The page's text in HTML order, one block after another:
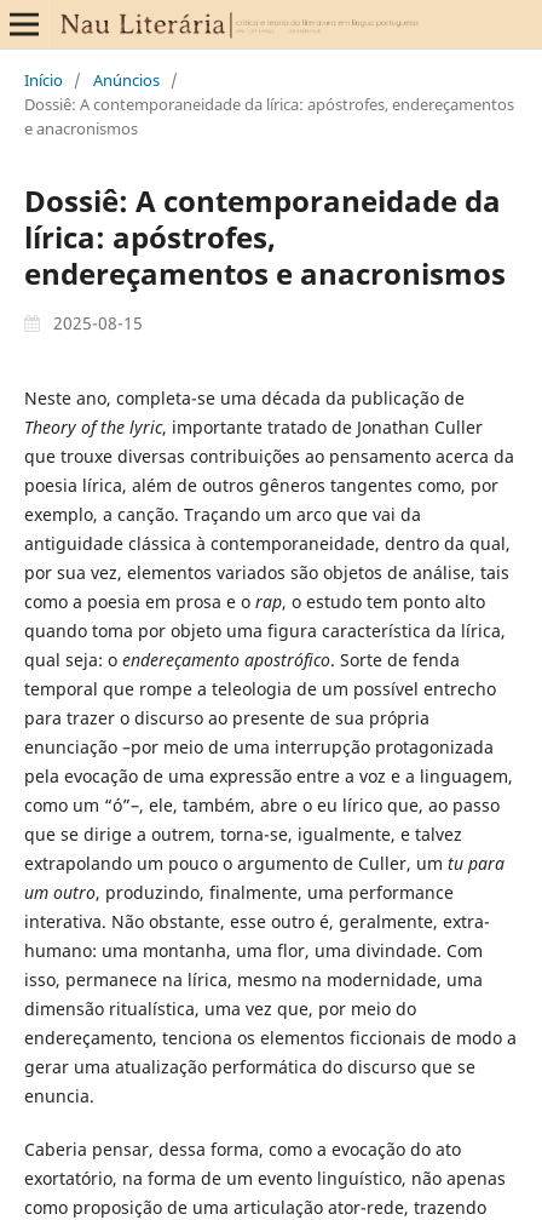
Início / Anúncios /
Dossiê: A contemporaneidade da lírica: apóstrofes, endereçamentos
e anacronismos
Dossiê: A contemporaneidade da
lírica: apóstrofes,
endereçamentos e anacronismos
2025-08-15
Neste ano, completa-se uma década da publicação de
Theory of the lyric, importante tratado de Jonathan Culler
que trouxe diversas contribuições ao pensamento acerca da
poesia lírica, além de outros gêneros tangentes como, por
exemplo, a canção. Traçando um arco que vai da
antiguidade clássica à contemporaneidade, dentro da qual,
por sua vez, elementos variados são objetos de análise, tais
como a poesia em prosa e o rap, o estudo tem ponto alto
quando toma por objeto uma figura característica da lírica,
qual seja: o endereçamento apostrófico. Sorte de fenda
temporal que rompe a teleologia de um possível entrecho
para trazer o discurso ao presente de sua própria
enunciação –por meio de uma interrupção protagonizada
pela evocação de uma expressão entre a voz e a linguagem,
como um “ó”–, ele, também, abre o eu lírico que, ao passo
que se dirige a outrem, torna-se, igualmente, e talvez
extrapolando um pouco o argumento de Culler, um tu para
um outro, produzindo, finalmente, uma performance
interativa. Não obstante, esse outro é, geralmente, extra-
humano: uma montanha, uma flor, uma divindade. Com
isso, permanece na lírica, mesmo na modernidade, uma
dimensão ritualística, uma vez que, por meio do
endereçamento, tenciona os elementos ficcionais de modo a
gerar uma atualização performática do discurso que se
enuncia.
Caberia pensar, dessa forma, como a evocação do ato
exortatório, na forma de um evento linguístico, não apenas
como proposição de uma articulação ator-rede, trazendo